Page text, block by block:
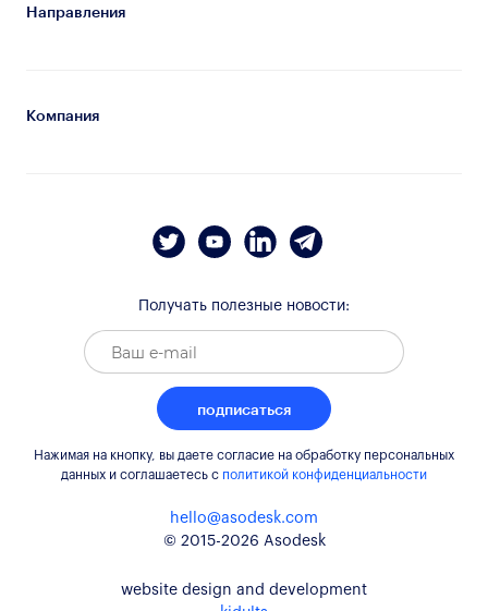
Направления
Компания
Получать полезные новости:
подписаться
Нажимая на кнопку, вы даете согласие на обработку персональных
данных и соглашаетесь c политикой конфиденциальности
hello@asodesk.com
© 2015-2026 Asodesk
website design and development